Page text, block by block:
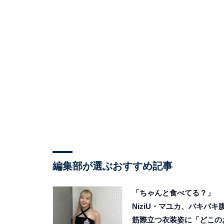
編集部が選ぶおすすめ記事
「ちゃんと食べてる？」
NiziU・マユカ、バキバキ
筋際立つ衣装姿に「どこの